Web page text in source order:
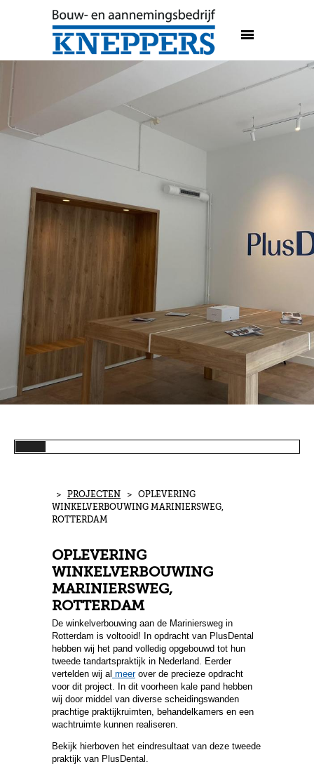
OPLEVERING WINKELVERBOUWING
> PROJECTEN
> OPLEVERING
WINKELVERBOUWING MARINIERSWEG,
ROTTERDAM
OPLEVERING
WINKELVERBOUWING
MARINIERSWEG,
ROTTERDAM
De winkelverbouwing aan de Mariniersweg in
Rotterdam is voltooid! In opdracht van PlusDental
hebben wij het pand volledig opgebouwd tot hun
tweede tandartspraktijk in Nederland. Eerder
vertelden wij al meerover de precieze opdracht
voor dit project. In dit voorheen kale pand hebben
wij door middel van diverse scheidingswanden
prachtige praktijkruimten, behandelkamers en een
wachtruimte kunnen realiseren.
Bekijk hierboven het eindresultaat van deze tweede
praktijk van PlusDental.